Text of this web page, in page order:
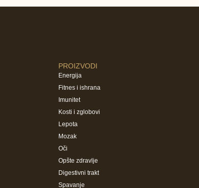
PROIZVODI
Energija
Fitnes i ishrana
Imunitet
Kosti i zglobovi
Lepota
Mozak
Oči
Opšte zdravlje
Digestivni trakt
Spavanje